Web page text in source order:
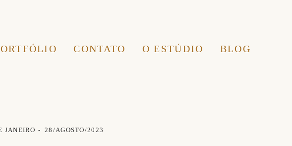
CONTATO O ESTÚDIO BLOG
JANEIRO 28/AGOSTO/2023